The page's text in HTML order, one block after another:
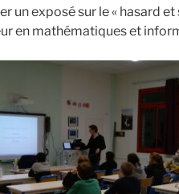
un exposé sur le « hasard
en mathématiques et